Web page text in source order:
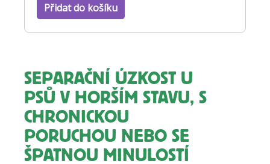
Přidat do košíku
SEPARAČNÍ ÚZKOST U
PSŮ V HORŠÍM STAVU, S
CHRONICKOU
PORUCHOU NEBO SE
ŠPATNOU MINULOSTÍ